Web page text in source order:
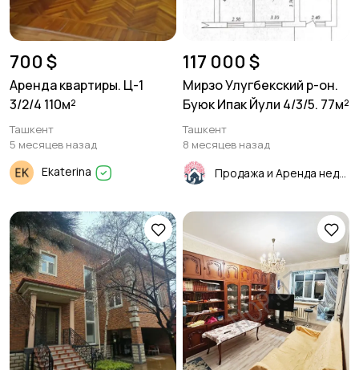
700 $
Аренда квартиры. Ц-1
3/2/4 110м²
Ташкент
5 месяцев назад
Ekaterina
117 000 $
Мирзо Улугбекский р-он.
Буюк Ипак Йули 4/3/5. 77м²
Ташкент
8 месяцев назад